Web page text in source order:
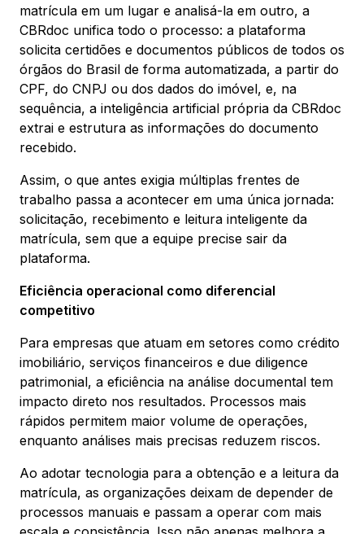
matrícula em um lugar e analisá-la em outro, a
CBRdoc unifica todo o processo: a plataforma
solicita certidões e documentos públicos de todos os
órgãos do Brasil de forma automatizada, a partir do
CPF, do CNPJ ou dos dados do imóvel, e, na
sequência, a inteligência artificial própria da CBRdoc
extrai e estrutura as informações do documento
recebido.
Assim, o que antes exigia múltiplas frentes de
trabalho passa a acontecer em uma única jornada:
solicitação, recebimento e leitura inteligente da
matrícula, sem que a equipe precise sair da
plataforma.
Eficiência operacional como diferencial
competitivo
Para empresas que atuam em setores como crédito
imobiliário, serviços financeiros e due diligence
patrimonial, a eficiência na análise documental tem
impacto direto nos resultados. Processos mais
rápidos permitem maior volume de operações,
enquanto análises mais precisas reduzem riscos.
Ao adotar tecnologia para a obtenção e a leitura da
matrícula, as organizações deixam de depender de
processos manuais e passam a operar com mais